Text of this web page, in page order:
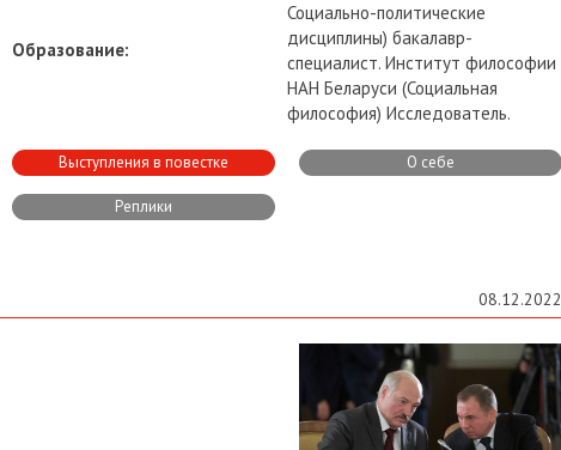
Образование:
Социально-политические
дисциплины) бакалавр-
специалист. Институт философии
НАН Беларуси (Социальная
философия) Исследователь.
Выступления в повестке О себе
Реплики
08.12.2022